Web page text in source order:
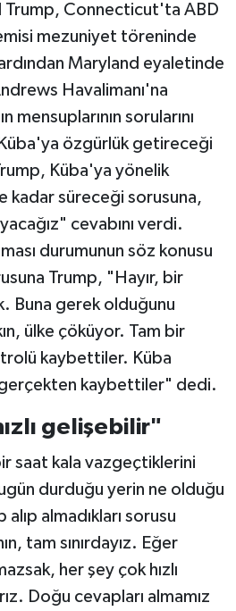
Trump, Connecticut'ta ABD
mezuniyet töreninde
Maryland eyaletinde
Havalimanı'na
mensuplarının sorularını
özgürlük getireceği
Küba'ya yönelik
kadar süreceği sorusuna,
cevabını verdi.
durumunun söz konusu
Trump, "Hayır, bir
Buna gerek olduğunu
ülke çöküyor. Tam bir
kaybettiler. Küba
kaybettiler" dedi.
gelişebilir"
saat kala vazgeçtiklerini
durduğu yerin ne olduğu
almadıkları sorusu
tam sınırdayız. Eğer
her şey çok hızlı
Doğu cevapları almamız